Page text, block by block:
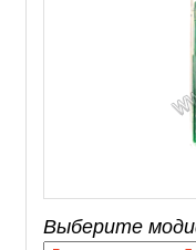
Выберите